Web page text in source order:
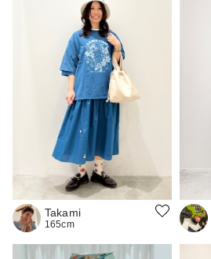
Takami
165cm